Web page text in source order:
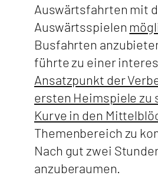
Auswärtsfahrten mit
Auswärtsspielen
Busfahrten
führte zu einer
Ansatzpunkt der
ersten Heimspiele
Kurve in den
Themenbereich zu
Nach gut zwei
anzuberaumen.